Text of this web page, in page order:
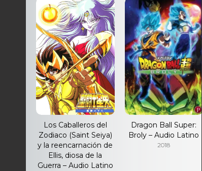
Los Caballeros del
Zodiaco (Saint Seiya)
y la reencarnación de
Ellis, diosa de la
Guerra – Audio Latino
Dragon Ball Super:
Broly – Audio Latino
2018